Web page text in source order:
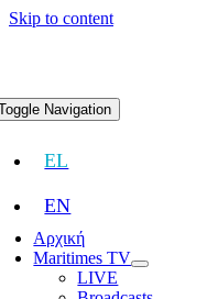
Skip to content
Navigation
EL
EN
Αρχική
Maritimes TV
LIVE